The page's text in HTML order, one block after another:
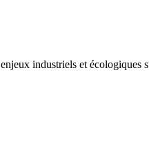
industriels et écologiques